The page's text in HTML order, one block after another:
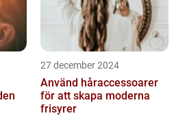
27 december 2024
Använd håraccessoarer
för att skapa moderna
frisyrer